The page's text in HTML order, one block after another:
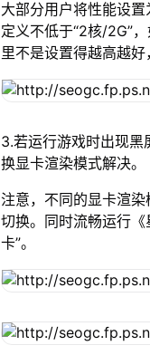
大部分用户将性能设
定义不低于“2核/2G”
里不是设置得越高越
3.若运行游戏时出现
换显卡渲染模式解决。
注意，不同的显卡渲
切换。同时流畅运行
卡”。